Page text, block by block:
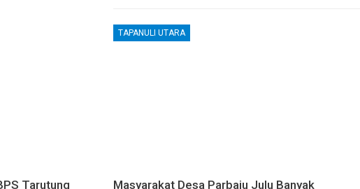
Tarutung
TAPANULI UTARA
Masyarakat Desa Parbaju Julu Banyak